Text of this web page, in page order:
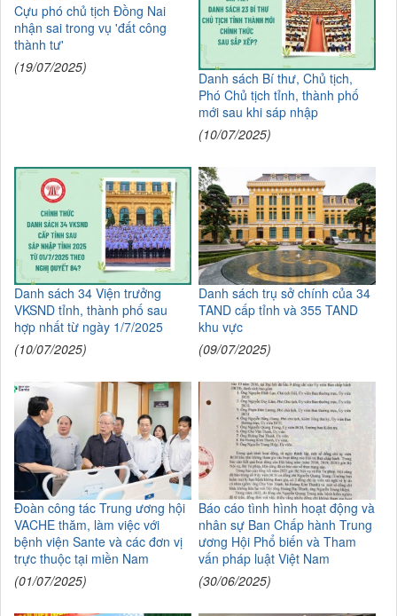
Cựu phó chủ tịch Đồng Nai
nhận sai trong vụ 'đất công
thành tư'
(19/07/2025)
Danh sách Bí thư, Chủ tịch,
Phó Chủ tịch tỉnh, thành phố
mới sau khi sáp nhập
(10/07/2025)
Danh sách 34 Viện trưởng
VKSND tỉnh, thành phố sau
hợp nhất từ ngày 1/7/2025
(10/07/2025)
Danh sách trụ sở chính của 34
TAND cấp tỉnh và 355 TAND
khu vực
(09/07/2025)
Đoàn công tác Trung ương hội
VACHE thăm, làm việc với
bệnh viện Sante và các đơn vị
trực thuộc tại miền Nam
(01/07/2025)
Báo cáo tình hình hoạt động và
nhân sự Ban Chấp hành Trung
ương Hội Phổ biến và Tham
vấn pháp luật Việt Nam
(30/06/2025)